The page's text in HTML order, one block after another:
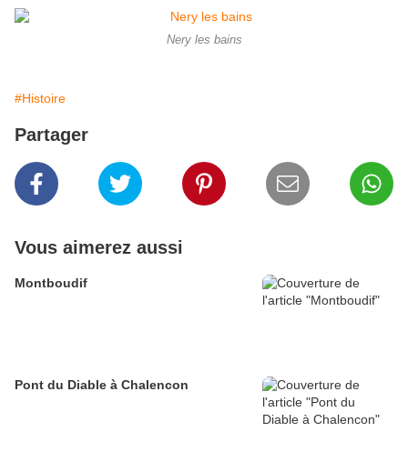
Nery les bains
#Histoire
Partager
Vous aimerez aussi
Montboudif
Pont du Diable à Chalencon